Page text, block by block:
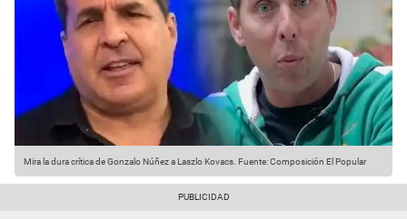
Mira la dura crítica de Gonzalo Núñez a Laszlo Kovacs. Fuente: Composición El Popular